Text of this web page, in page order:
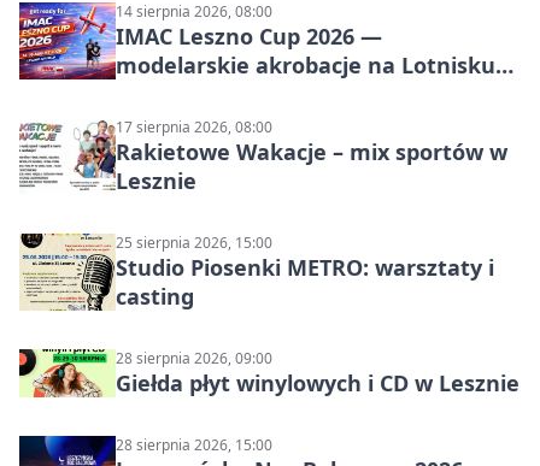
14 sierpnia 2026, 08:00
IMAC Leszno Cup 2026 —
modelarskie akrobacje na Lotnisku
17 sierpnia 2026, 08:00
Rakietowe Wakacje – mix sportów w
Lesznie
25 sierpnia 2026, 15:00
Studio Piosenki METRO: warsztaty i
casting
28 sierpnia 2026, 09:00
Giełda płyt winylowych i CD w Lesznie
28 sierpnia 2026, 15:00